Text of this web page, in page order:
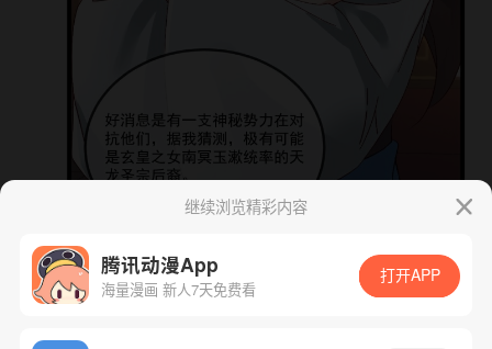
App免费看
继续浏览精彩内容
腾讯动漫App
海量漫画 新人7天免费看
打开APP